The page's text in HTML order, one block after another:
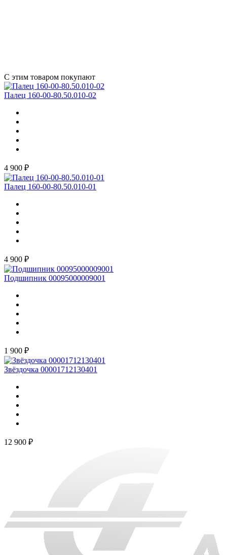
С этим товаром покупают
Палец 160-00-80.50.010-02
4 900 ₽
Палец 160-00-80.50.010-01
4 900 ₽
Подшипник 00095000009001
1 900 ₽
Звёздочка 00001712130401
12 900 ₽